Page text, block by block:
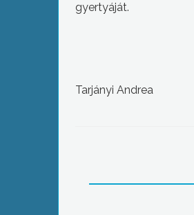
gyertyáját.
Tarjányi Andrea